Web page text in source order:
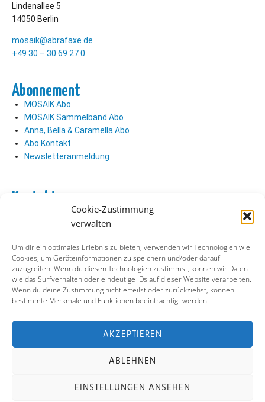
Cookie-Zustimmung
verwalten
Um dir ein optimales Erlebnis zu bieten, verwenden wir Technologien wie
Cookies, um Geräteinformationen zu speichern und/oder darauf
zuzugreifen. Wenn du diesen Technologien zustimmst, können wir Daten
wie das Surfverhalten oder eindeutige IDs auf dieser Website verarbeiten.
Wenn du deine Zustimmung nicht erteilst oder zurückziehst, können
bestimmte Merkmale und Funktionen beeinträchtigt werden.
AKZEPTIEREN
ABLEHNEN
EINSTELLUNGEN ANSEHEN
Lindenallee 5
14050 Berlin
mosaik@abrafaxe.de
+49 30 – 30 69 27 0
Abonnement
MOSAIK Abo
MOSAIK Sammelband Abo
Anna, Bella & Caramella Abo
Abo Kontakt
Newsletteranmeldung
Kontakt
Verlag Kontakt
Soziale Medien
Facebook
Instagram
Datenschutz Cookie-Richtlinie